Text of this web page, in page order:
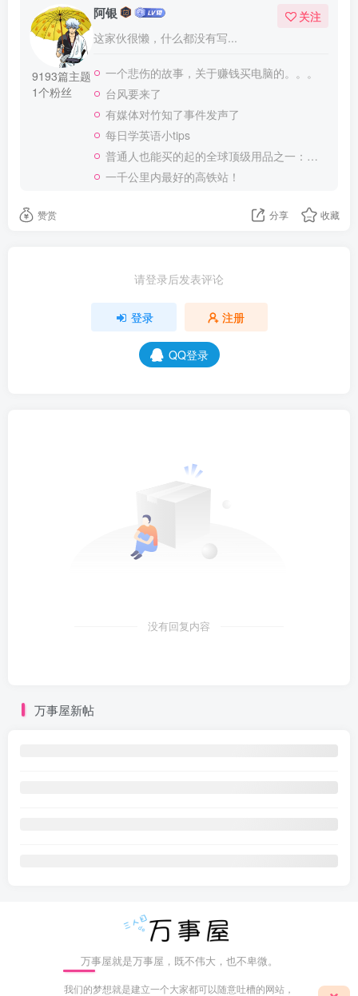
9193篇主题
1个粉丝
阿银
这家伙很懒，什么都没有写...
关注
一个悲伤的故事，关于赚钱买电脑的。。。
台风要来了
有媒体对竹知了事件发声了
每日学英语小tips
普通人也能买的起的全球顶级用品之一：WD-40润滑除锈剂！
一千公里内最好的高铁站！
赞赏 分享 收藏
请登录后发表评论
登录 注册
QQ登录
没有回复内容
万事屋新帖
万事屋就是万事屋，既不伟大，也不卑微。
我们的梦想就是建立一个大家都可以随意吐槽的网站，